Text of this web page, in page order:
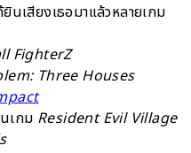
ยินเสียงเธอมาแล้วหลายเกม
FighterZ
Three Houses
เกม Resident Evil Village